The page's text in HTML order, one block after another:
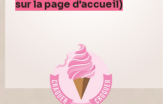
sur la page d'accueil)